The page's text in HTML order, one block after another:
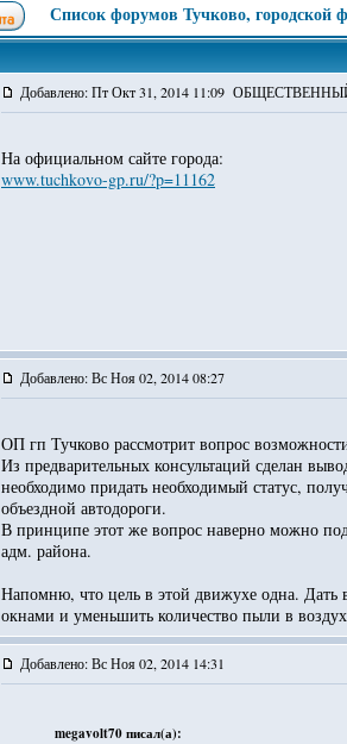
Список форумов Тучково, городской
Добавлено: Пт Окт 31, 2014 11:09
На официальном сайте города:
www.tuchkovo-gp.ru/?p=11162
Добавлено: Вс Ноя 02, 2014 08:27
ОП гп Тучково рассмотрит вопрос
Из предварительных консультаций сделан
необходимо придать необходимый статус,
объездной автодороги.
В принципе этот же вопрос наверно можно
адм. района.
Напомню, что цель в этой движухе одна. Дать
окнами и уменьшить количество пыли в
Добавлено: Вс Ноя 02, 2014 14:31
megavolt70 писал(а):